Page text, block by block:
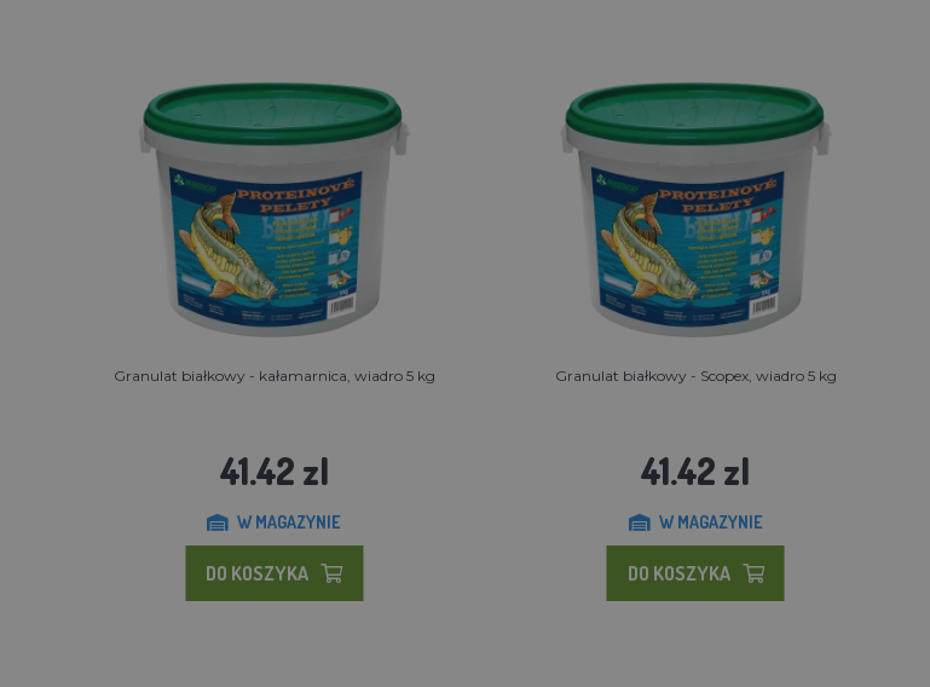
Granulat białkowy - kałamarnica, wiadro 5 kg
41.42 zl
W MAGAZYNIE
DO KOSZYKA
Granulat białkowy - Scopex, wiadro 5 kg
41.42 zl
W MAGAZYNIE
DO KOSZYKA